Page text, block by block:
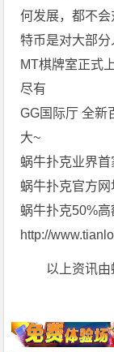
何发展，都不
特币是对大部
MT棋牌室正式
尽有
GG国际厅 全新
大~
蜗牛扑克业界
蜗牛扑克官方
蜗牛扑克50%高
http://
以上资讯由